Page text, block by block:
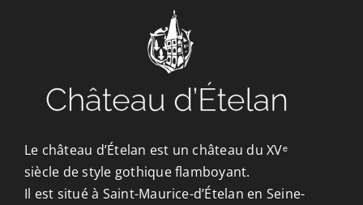
Le château d’Ételan est un château du XVᵉ
siècle de style gothique flamboyant.
Il est situé à Saint-Maurice-d’Ételan en Seine-